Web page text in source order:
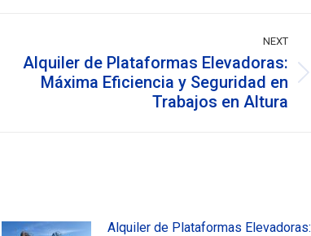
NEXT
Alquiler de Plataformas Elevadoras:
Máxima Eficiencia y Seguridad en
Trabajos en Altura
Alquiler de Plataformas Elevadoras: